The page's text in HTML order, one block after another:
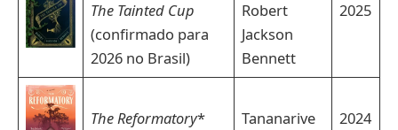
The Tainted Cup
(confirmado para
2026 no Brasil)
Robert
Jackson
Bennett
2025
The Reformatory*
Tananarive
2024